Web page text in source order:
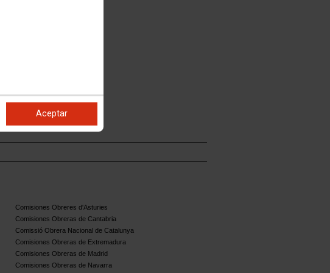
Aceptar
Comisiones Obreres d'Asturies
Comisiones Obreras de Cantabria
Comissió Obrera Nacional de Catalunya
Comisiones Obreras de Extremadura
Comisiones Obreras de Madrid
Comisiones Obreras de Navarra